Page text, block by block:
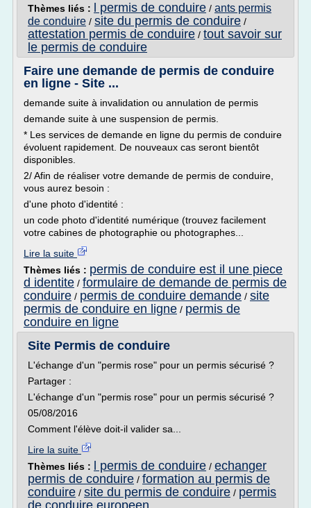
Thèmes liés :
l permis de conduire / ants permis
de conduire / site du permis de conduire /
attestation permis de conduire / tout savoir sur
le permis de conduire
Faire une demande de permis de conduire
en ligne - Site ...
demande suite à invalidation ou annulation de permis
demande suite à une suspension de permis.
* Les services de demande en ligne du permis de conduire
évoluent rapidement. De nouveaux cas seront bientôt
disponibles.
2/ Afin de réaliser votre demande de permis de conduire,
vous aurez besoin :
d'une photo d'identité :
un code photo d'identité numérique (trouvez facilement
votre cabines de photographie ou photographes...
Lire la suite
Thèmes liés : permis de conduire est il une piece
d identite / formulaire de demande de permis de
conduire / permis de conduire demande / site
permis de conduire en ligne / permis de
conduire en ligne
Site Permis de conduire
L'échange d'un "permis rose" pour un permis sécurisé ?
Partager :
L'échange d'un "permis rose" pour un permis sécurisé ?
05/08/2016
Comment l'élève doit-il valider sa...
Lire la suite
Thèmes liés :
l permis de conduire / echanger
permis de conduire / formation au permis de
conduire / site du permis de conduire / permis
de conduire europeen